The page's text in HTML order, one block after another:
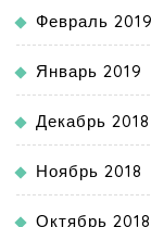
Февраль 2019
Январь 2019
Декабрь 2018
Ноябрь 2018
Октябрь 2018